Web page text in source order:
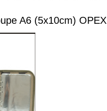
A6 (5x10cm) OPEX